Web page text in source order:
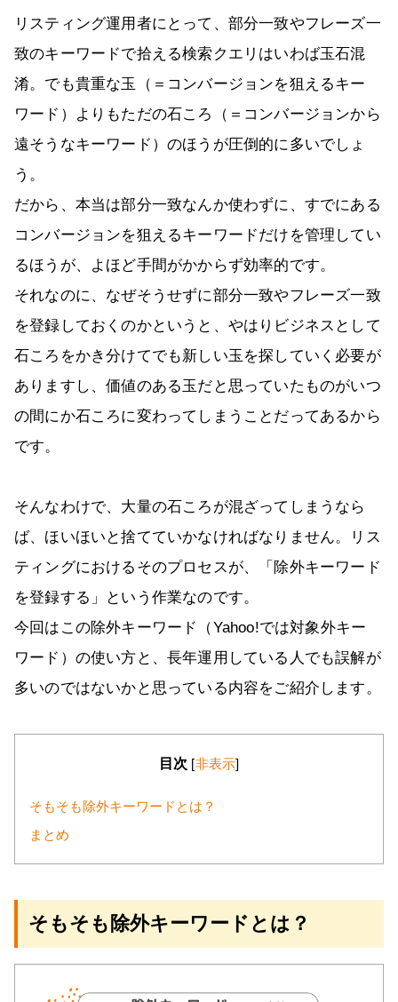
リスティング運用者にとって、部分一致やフレーズ一
致のキーワードで拾える検索クエリはいわば玉石混
淆。でも貴重な玉（＝コンバージョンを狙えるキー
ワード）よりもただの石ころ（＝コンバージョンから
遠そうなキーワード）のほうが圧倒的に多いでしょ
う。
だから、本当は部分一致なんか使わずに、すでにある
コンバージョンを狙えるキーワードだけを管理してい
るほうが、よほど手間がかからず効率的です。
それなのに、なぜそうせずに部分一致やフレーズ一致
を登録しておくのかというと、やはりビジネスとして
石ころをかき分けてでも新しい玉を探していく必要が
ありますし、価値のある玉だと思っていたものがいつ
の間にか石ころに変わってしまうことだってあるから
です。
そんなわけで、大量の石ころが混ざってしまうなら
ば、ほいほいと捨てていかなければなりません。リス
ティングにおけるそのプロセスが、「除外キーワード
を登録する」という作業なのです。
今回はこの除外キーワード（Yahoo!では対象外キー
ワード）の使い方と、長年運用している人でも誤解が
多いのではないかと思っている内容をご紹介します。
目次 [非表示]
そもそも除外キーワードとは？
まとめ
そもそも除外キーワードとは？